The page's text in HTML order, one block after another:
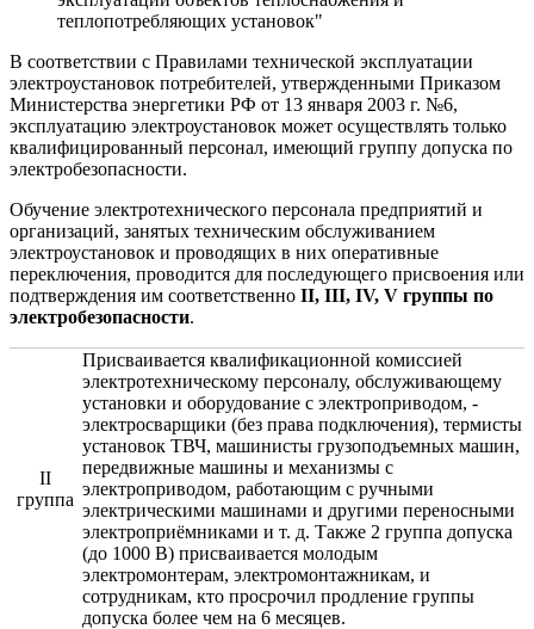
теплопотребляющих установок"
В соответствии с Правилами технической эксплуатации
электроустановок потребителей, утвержденными Приказом
Министерства энергетики РФ от 13 января 2003 г. №6,
эксплуатацию электроустановок может осуществлять только
квалифицированный персонал, имеющий группу допуска по
электробезопасности.
Обучение электротехнического персонала предприятий и
организаций, занятых техническим обслуживанием
электроустановок и проводящих в них оперативные
переключения, проводится для последующего присвоения или
подтверждения им соответственно II, III, IV, V группы по
электробезопасности.
II
группа
Присваивается квалификационной комиссией
электротехническому персоналу, обслуживающему
установки и оборудование с электроприводом, -
электросварщики (без права подключения), термисты
установок ТВЧ, машинисты грузоподъемных машин,
передвижные машины и механизмы с
электроприводом, работающим с ручными
электрическими машинами и другими переносными
электроприёмниками и т. д. Также 2 группа допуска
(до 1000 В) присваивается молодым
электромонтерам, электромонтажникам, и
сотрудникам, кто просрочил продление группы
допуска более чем на 6 месяцев.